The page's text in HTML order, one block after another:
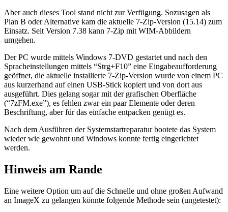
Aber auch dieses Tool stand nicht zur Verfügung. Sozusagen als
Plan B oder Alternative kam die aktuelle 7-Zip-Version (15.14) zum
Einsatz. Seit Version 7.38 kann 7-Zip mit WIM-Abbildern
umgehen.
Der PC wurde mittels Windows 7-DVD gestartet und nach den
Spracheinstellungen mittels “Strg+F10” eine Eingabeaufforderung
geöffnet, die aktuelle installierte 7-Zip-Version wurde von einem PC
aus kurzerhand auf einen USB-Stick kopiert und von dort aus
ausgeführt. Dies gelang sogar mit der grafischen Oberfläche
(“7zFM.exe”), es fehlen zwar ein paar Elemente oder deren
Beschriftung, aber für das einfache entpacken genügt es.
Nach dem Ausführen der Systemstartreparatur bootete das System
wieder wie gewohnt und Windows konnte fertig eingerichtet
werden.
Hinweis am Rande
Eine weitere Option um auf die Schnelle und ohne großen Aufwand
an ImageX zu gelangen könnte folgende Methode sein (ungetestet):